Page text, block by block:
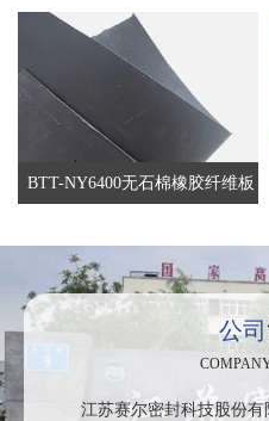
BTT-NY6400无石棉橡胶纤维板
公司
江苏赛尔密封科技股份